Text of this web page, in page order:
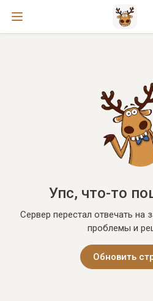
Упс, что-то
Сервер перестал отвечать на
проблемы и
Обновить